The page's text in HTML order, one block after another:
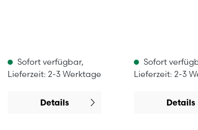
Sofort verfügbar,
Lieferzeit: 2-3 Werktage
Details
Sofort
Lieferzeit: 2-3
Details